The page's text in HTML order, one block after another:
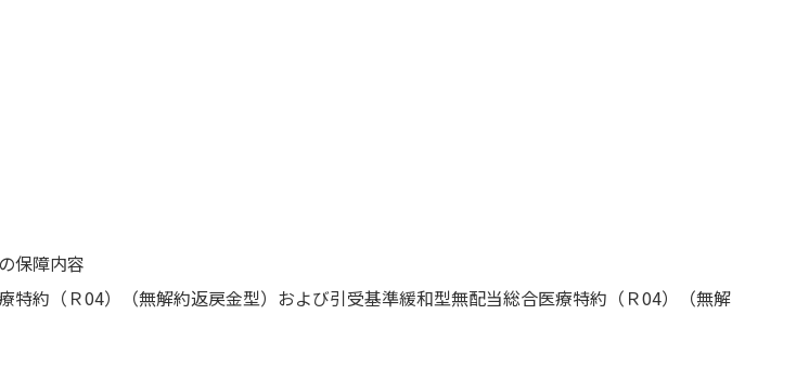
保障内容
約（Ｒ04）（無解約返戻金型）および引受基準緩和型無配当総合医療特約（Ｒ04）（無解